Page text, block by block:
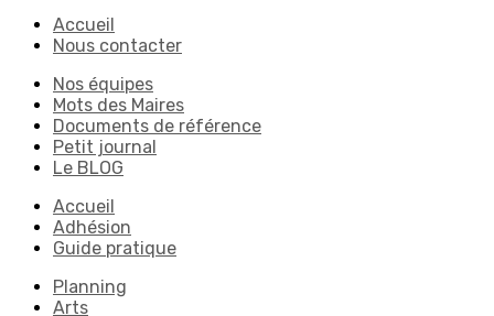
Accueil
Nous contacter
Nos équipes
Mots des Maires
Documents de référence
Petit journal
Le BLOG
Accueil
Adhésion
Guide pratique
Planning
Arts